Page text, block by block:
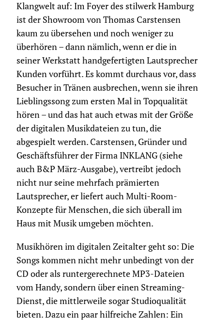
Klangwelt auf: Im Foyer des stilwerk Hamburg
ist der Showroom von Thomas Carstensen
kaum zu übersehen und noch weniger zu
überhören – dann nämlich, wenn er die in
seiner Werkstatt handgefertigten Lautsprecher
Kunden vorführt. Es kommt durchaus vor, dass
Besucher in Tränen ausbrechen, wenn sie ihren
Lieblingssong zum ersten Mal in Topqualität
hören – und das hat auch etwas mit der Größe
der digitalen Musikdateien zu tun, die
abgespielt werden. Carstensen, Gründer und
Geschäftsführer der Firma INKLANG (siehe
auch B&P März-Ausgabe), vertreibt jedoch
nicht nur seine mehrfach prämierten
Lautsprecher, er liefert auch Multi-Room-
Konzepte für Menschen, die sich überall im
Haus mit Musik umgeben möchten.
Musikhören im digitalen Zeitalter geht so: Die
Songs kommen nicht mehr unbedingt von der
CD oder als runtergerechnete MP3-Dateien
vom Handy, sondern über einen Streaming-
Dienst, die mittlerweile sogar Studioqualität
bieten. Dazu ein paar hilfreiche Zahlen: Ein